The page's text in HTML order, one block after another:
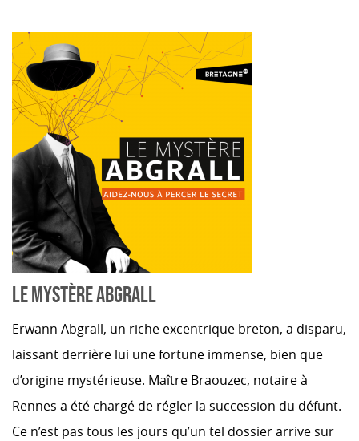
LE MYSTÈRE ABGRALL
Erwann Abgrall, un riche excentrique breton, a disparu,
laissant derrière lui une fortune immense, bien que
d’origine mystérieuse. Maître Braouzec, notaire à
Rennes a été chargé de régler la succession du défunt.
Ce n’est pas tous les jours qu’un tel dossier arrive sur